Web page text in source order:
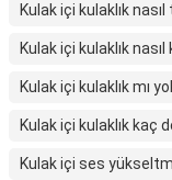
Kulak içi kulaklık nasıl
Kulak içi kulaklık
Kulak içi kulaklık mı
Kulak içi kulaklık kaç
Kulak içi ses